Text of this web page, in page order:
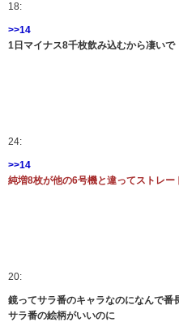
18:
>>14
1日マイナス8千枚飲み込むから凄いで
24:
>>14
純増8枚が他の6号機と違ってストレー
20:
鏡ってサラ番のキャラなのになんで番
サラ番の絵柄がいいのに